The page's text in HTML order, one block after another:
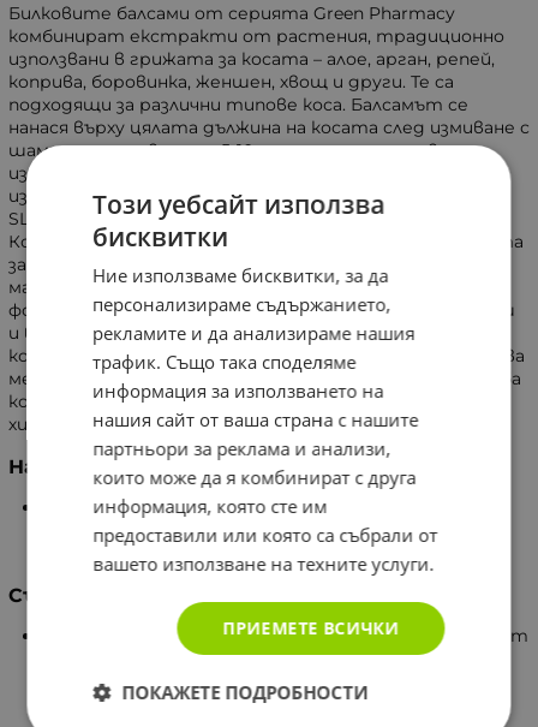
Билковите балсами от серията Green Pharmacy
комбинират екстракти от растения, традиционно
използвани в грижата за косата – алое, арган, репей,
коприва, боровинка, женшен, хвощ и други. Те са
подходящи за различни типове коса. Балсамът се
нанася върху цялата дължина на косата след измиване с
шампоан, оставя се за 5-10 минути и след това се
изплаква обилно с вода. Формулата е без парабени,
изкуствени оцветители, SLS (Sodium lauryl sulfate) и
SLES (Sodium laureth ether sulfate).
Коренът от репей е широко използван в козметиката
за коса. Екстрактът му, комбиниран с растително
масло, е част от състава на балсама. Допълнително
формулата съдържа протеини от пшеничен зародиш
и витамин Е. Тази комбинация се грижи за скалпа и
косата, като подпомага лесното разресване и придава
мекота, блясък и еластичност. При редовна употреба
косата изглежда по-жизнена, добре поддържана и
хидратирана.
Начин на употреба
Балсамът се нанася върху цялата дължина на
косата, след измиване с шампоан. Оставя се 5-10
минути и после се измива обилно с вода.
Съставки
Aqua, Cetearyl Alcohol, Cetrimonium Chloride, Potassium
Cetyl Phosphate, Hydrolyzed Wheat Protein, Arctium
Lappa Root Extract, Persea Gratissima Oil, Acetyl
Tyrosine, Arctium Majus Root Extract, Arginine, Biotin,
Този уебсайт използва
бисквитки
Ние използваме бисквитки, за да
персонализираме съдържанието,
рекламите и да анализираме нашия
трафик. Също така споделяме
информация за използването на
нашия сайт от ваша страна с нашите
партньори за реклама и анализи,
които може да я комбинират с друга
информация, която сте им
предоставили или която са събрали от
вашето използване на техните услуги.
ПРИЕМЕТЕ ВСИЧКИ
ПОКАЖЕТЕ ПОДРОБНОСТИ